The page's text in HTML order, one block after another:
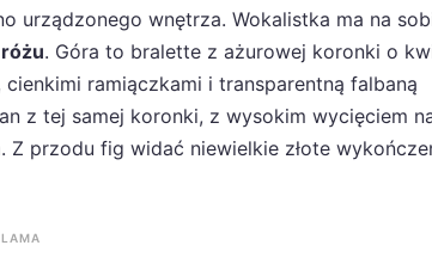
urządzonego wnętrza. Wokalistka ma na
. Góra to bralette z ażurowej koronki o
ramiączkami i transparentną falbaną
z tej samej koronki, z wysokim wycięciem
przodu fig widać niewielkie złote